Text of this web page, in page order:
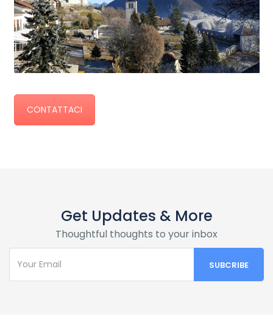
CONTATTACI
Get Updates & More
Thoughtful thoughts to your inbox